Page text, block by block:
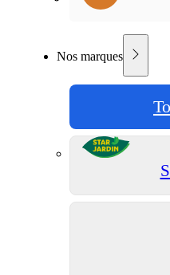
Nos marques